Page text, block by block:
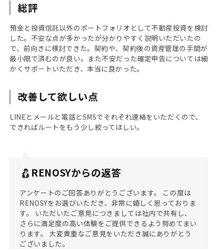
総評
預金と投資信託以外のポートフォリオとして不動産投資を検討
した。不安な点が多かったが分かりやすく説明いただいたの
で、前向きに検討できた。契約や、契約後の資産管理の手間が
最小限で済むのが良い。また不安だった確定申告については細
かくサポートいただき、本当に良かった。
改善して欲しい点
LINEとメールと電話とSMSでそれぞれ連絡をいただくので、
できればルートをもう少し絞ってほしい。
RENOSYからの返答
アンケートのご回答ありがとうございます。 この度は
RENOSYをお選びいただき、非常に嬉しく思っておりま
す。 いただいたご意見につきましては社内で共有し、
さらに満足度の高い体験をご提供できるよう努めてまい
ります。 大変貴重なご意見をいただき誠にありがとう
ございました。